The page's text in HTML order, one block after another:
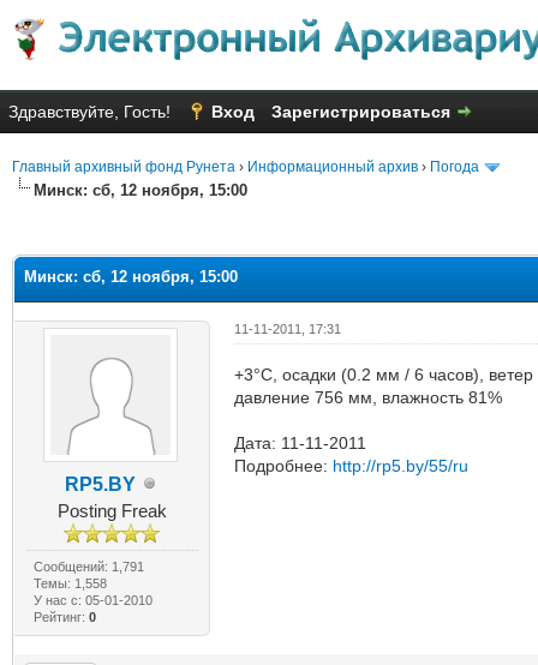
Здравствуйте, Гость! Вход Зарегистрироваться
Главный архивный фонд Рунета › Информационный архив › Погода
Минск: сб, 12 ноября, 15:00
Минск: сб, 12 ноября, 15:00
RP5.BY
Posting Freak
Сообщений: 1,791
Темы: 1,558
У нас с: 05-01-2010
Рейтинг: 0
11-11-2011, 17:31
+3°C, осадки (0.2 мм / 6 часов),
давление 756 мм, влажность 81%
Дата: 11-11-2011
Подробнее: http://rp5.by/55/ru